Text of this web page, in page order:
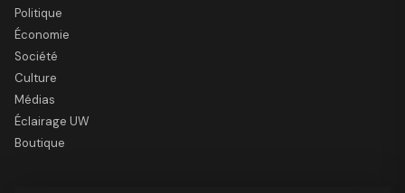
Politique
Économie
Société
Culture
Médias
Éclairage UW
Boutique